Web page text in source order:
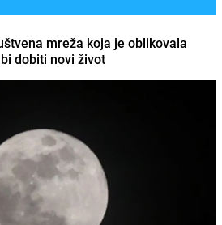
mreža koja je oblikovala
dobiti novi život